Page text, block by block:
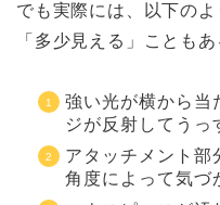
でも実際には、以下の
「多少見える」こともあ
強い光が横から当
ジが反射してうっ
アタッチメント部
角度によって気づ